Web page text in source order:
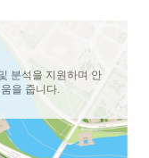
분석을 지원하며 안
을 줍니다.